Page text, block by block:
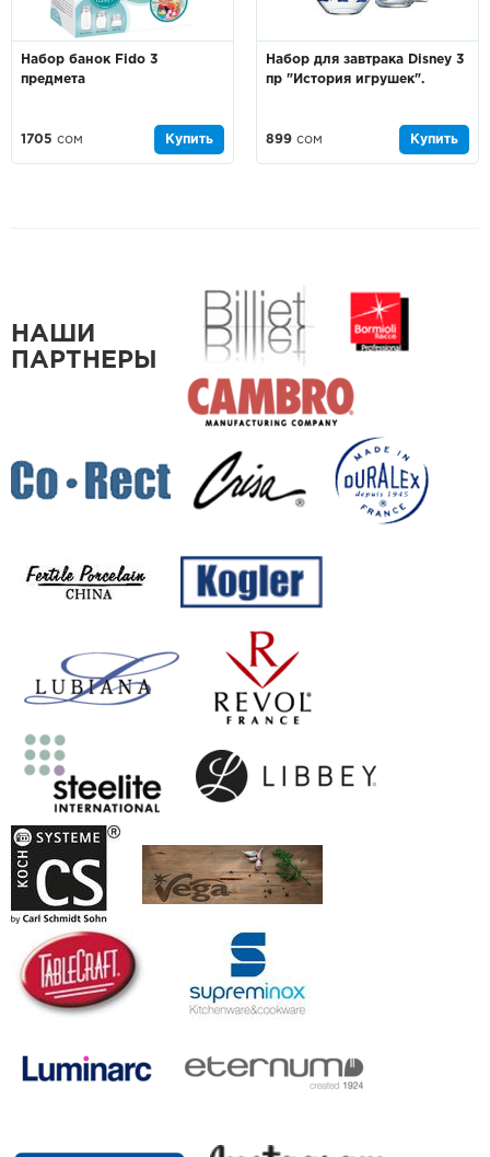
Набор банок Fido 3
предмета
1705 сом Купить
Набор для завтрака Disney 3
пр "История игрушек".
899 сом Купить
НАШИ
ПАРТНЕРЫ